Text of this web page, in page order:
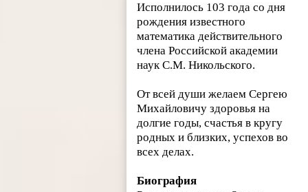
Исполнилось 103 года со дня
рождения известного
математика действительного
члена Российской академии
наук С.М. Никольского.
От всей души желаем Сергею
Михайловичу здоровья на
долгие годы, счастья в кругу
родных и близких, успехов во
всех делах.
Биография